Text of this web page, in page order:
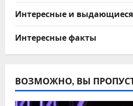
Интересные и
Интересные факты
ВОЗМОЖНО, ВЫ